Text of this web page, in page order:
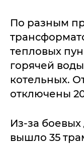
По разным
тепловых
горячей
котельных.
отключены
Из-за
вышло 35